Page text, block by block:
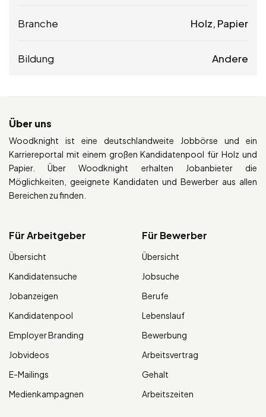
Branche Holz, Papier
Bildung Andere
Über uns
Woodknight ist eine deutschlandweite Jobbörse und ein
Karriereportal mit einem großen Kandidatenpool für Holz und
Papier. Über Woodknight erhalten Jobanbieter die
Möglichkeiten, geeignete Kandidaten und Bewerber aus allen
Bereichen zu finden.
Für Arbeitgeber
Übersicht
Kandidatensuche
Jobanzeigen
Kandidatenpool
Employer Branding
Jobvideos
E-Mailings
Medienkampagnen
Für Bewerber
Übersicht
Jobsuche
Berufe
Lebenslauf
Bewerbung
Arbeitsvertrag
Gehalt
Arbeitszeiten